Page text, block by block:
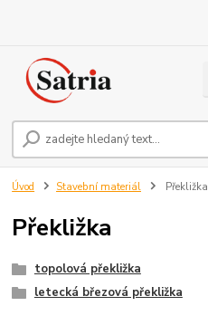
Úvod Stavební materiál Překližka
Překližka
topolová překližka
letecká březová překližka